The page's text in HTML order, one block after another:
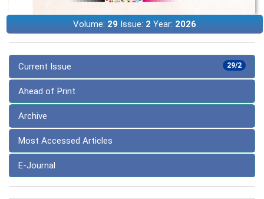
Volume: 29Issue: 2 Year: 2026
29/2
Current Issue
Ahead of Print
Archive
Most Accessed Articles
E-Journal